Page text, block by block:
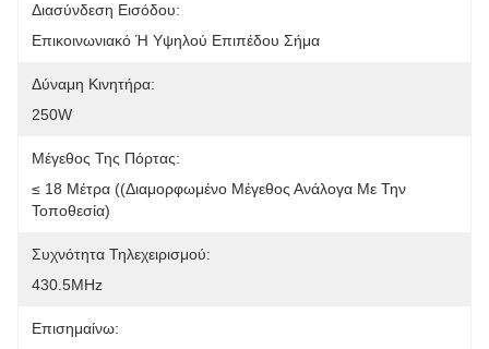
Διασύνδεση Εισόδου:
Επικοινωνιακό Ή Υψηλού Επιπέδου Σήμα
Δύναμη Κινητήρα:
250W
Μέγεθος Της Πόρτας:
≤ 18 Μέτρα ((Διαμορφωμένο Μέγεθος Ανάλογα Με Την
Τοποθεσία)
Συχνότητα Τηλεχειρισμού:
430.5MHz
Επισημαίνω: